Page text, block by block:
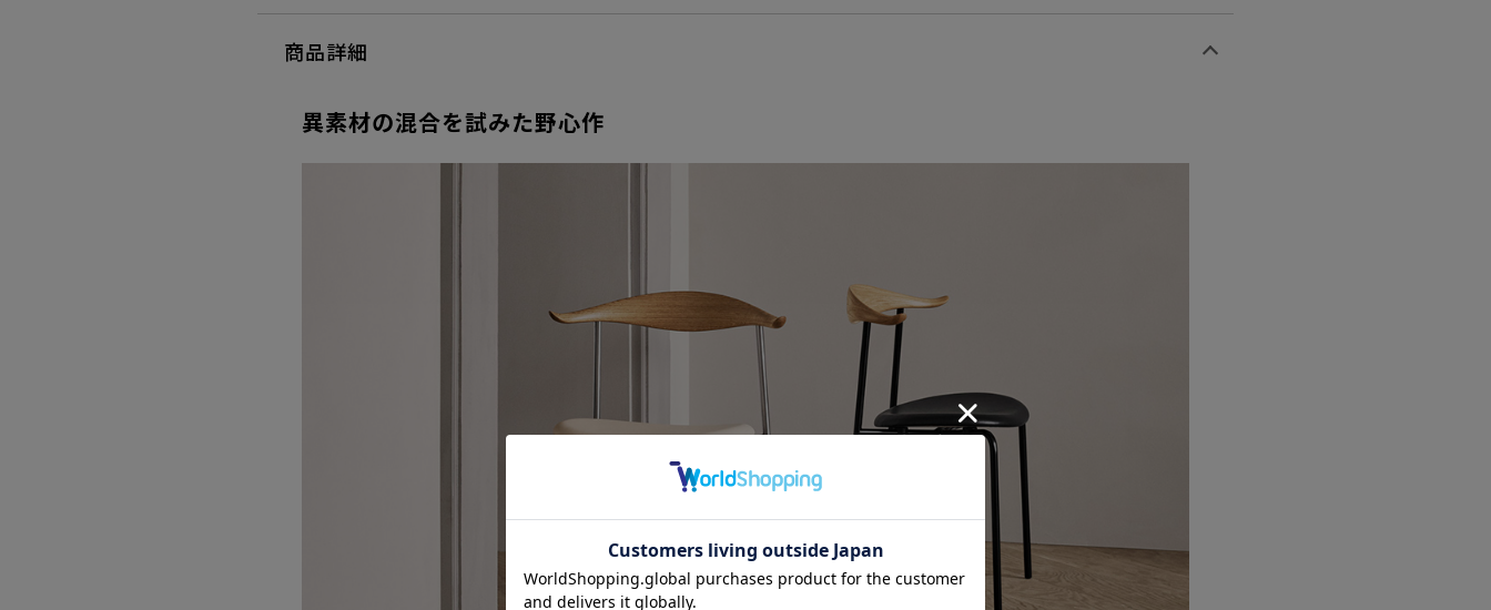
商品詳細
異素材の混合を試みた野心作